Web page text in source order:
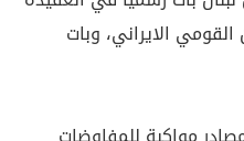
القومي الايراني، وبات